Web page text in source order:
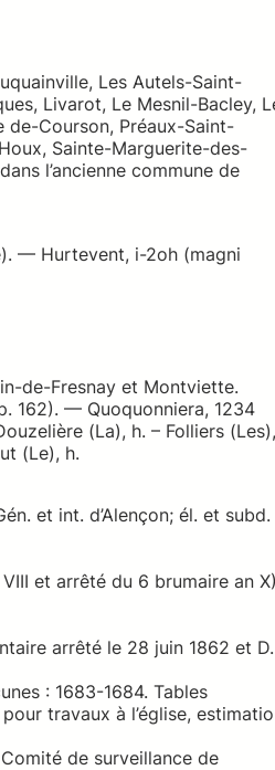
Les Autels-Saint-
Livarot, Le Mesnil-Bacley,
de-Courson, Préaux-Saint-
Sainte-Marguerite-des-
l’ancienne commune de
— Hurtevent, i-2oh (magni
de-Fresnay et Montviette.
162). — Quoquonniera, 1234
(La), h. – Folliers (Les),
(Le), h.
et int. d’Alençon; él. et subd.
et arrêté du 6 brumaire an
arrêté le 28 juin 1862 et D.
: 1683-1684. Tables
travaux à l’église,
de surveillance de